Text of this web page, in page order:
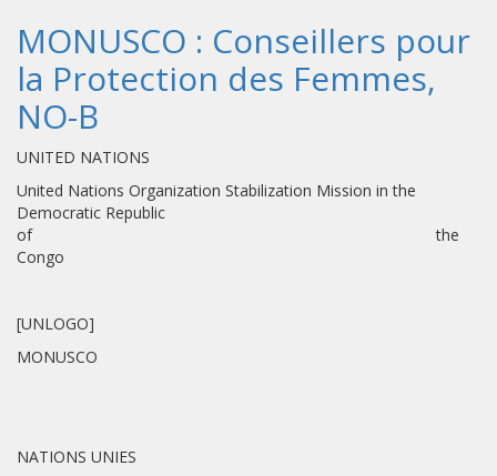
MONUSCO : Conseillers pour
la Protection des Femmes,
NO-B
UNITED NATIONS
United Nations Organization Stabilization Mission in the
Democratic Republic
of the
Congo
[UNLOGO]
MONUSCO
NATIONS UNIES